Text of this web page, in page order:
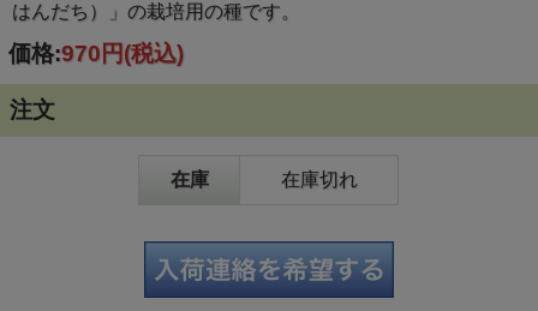
はんだち）」の栽培用の種です。
価格:970円(税込)
注文
在庫 在庫切れ